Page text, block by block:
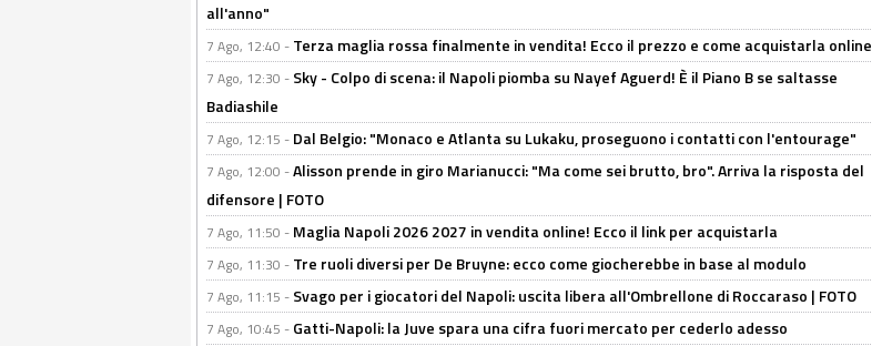
all'anno"
7 Ago, 12:40 - Terza maglia rossa finalmente in vendita! Ecco il prezzo e come acquistarla online
7 Ago, 12:30 - Sky - Colpo di scena: il Napoli piomba su Nayef Aguerd! È il Piano B se saltasse
Badiashile
7 Ago, 12:15 - Dal Belgio: "Monaco e Atlanta su Lukaku, proseguono i contatti con l'entourage"
7 Ago, 12:00 -Alisson prende in giro Marianucci: "Ma come sei brutto, bro". Arriva la risposta del
difensore | FOTO
7 Ago, 11:50 - Maglia Napoli 2026 2027 in vendita online! Ecco il link per acquistarla
7 Ago, 11:30 - Tre ruoli diversi per De Bruyne: ecco come giocherebbe in base al modulo
7 Ago, 11:15 - Svago per i giocatori del Napoli: uscita libera all'Ombrellone di Roccaraso | FOTO
7 Ago, 10:45 - Gatti-Napoli: la Juve spara una cifra fuori mercato per cederlo adesso